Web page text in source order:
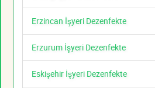
Erzincan İşyeri Dezenfekte
Erzurum İşyeri Dezenfekte
Eskişehir İşyeri Dezenfekte